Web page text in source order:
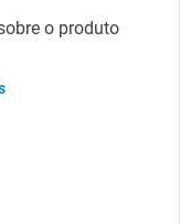
o produto